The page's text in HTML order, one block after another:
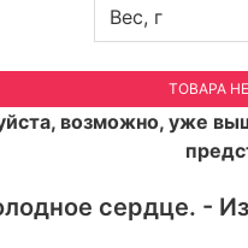
Вес, г
ТОВАРА
возможно, уже
сердце. -